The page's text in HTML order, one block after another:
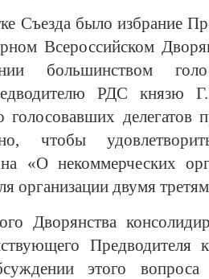
Съезда было избрание
Всероссийском
большинством
РДС князю
голосовавших
чтобы
«О некоммерческих
организации двумя
Дворянства
Предводителя
этого